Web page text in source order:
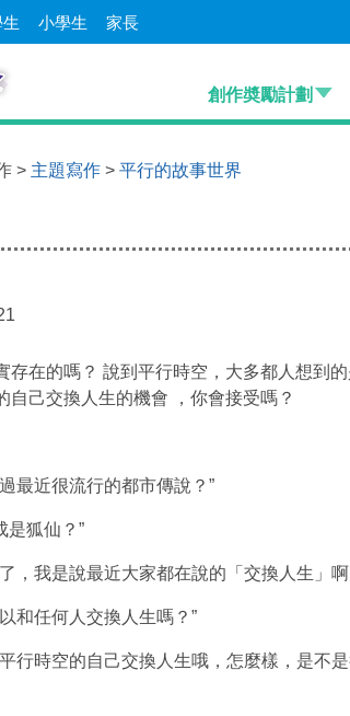
小學生 家長
創作奬勵計劃
> 主題寫作 > 平行的故事世界
存在的嗎？ 說到平行時空，大多都人想到
自己交換人生的機會 ，你會接受嗎？
最近很流行的都市傳說？”
是狐仙？”
，我是說最近大家都在說的「交換人生」啊
和任何人交換人生嗎？”
行時空的自己交換人生哦，怎麼樣，是不